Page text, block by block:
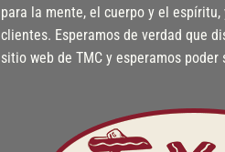
para la mente, el cuerpo y el
clientes. Esperamos de verdad que
sitio web de TMC y esperamos poder